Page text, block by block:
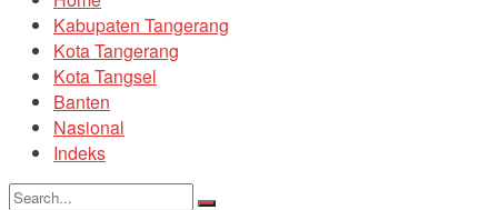
Kabupaten Tangerang
Kota Tangerang
Kota Tangsel
Banten
Nasional
Indeks